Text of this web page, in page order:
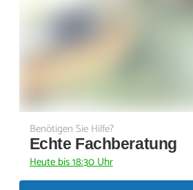
Benötigen Sie Hilfe?
Echte Fachberatung
Heute bis 18:30 Uhr